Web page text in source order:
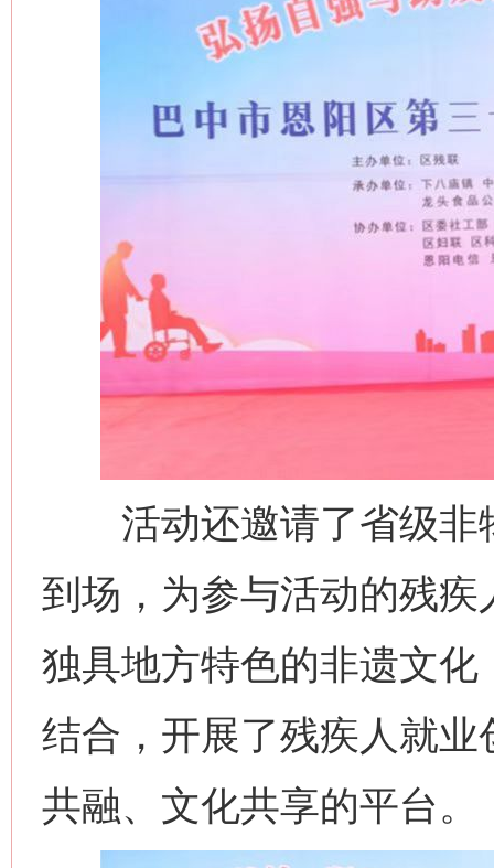
活动还邀请了省级非
到场，为参与活动的残
独具地方特色的非遗文
结合，开展了残疾人就
共融、文化共享的平台。